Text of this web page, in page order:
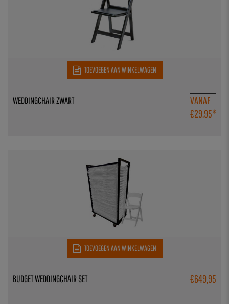
TOEVOEGEN AAN WINKELWAGEN
VANAF
€29,95*
WEDDINGCHAIR ZWART
TOEVOEGEN AAN WINKELWAGEN
€649,95
BUDGET WEDDINGCHAIR SET